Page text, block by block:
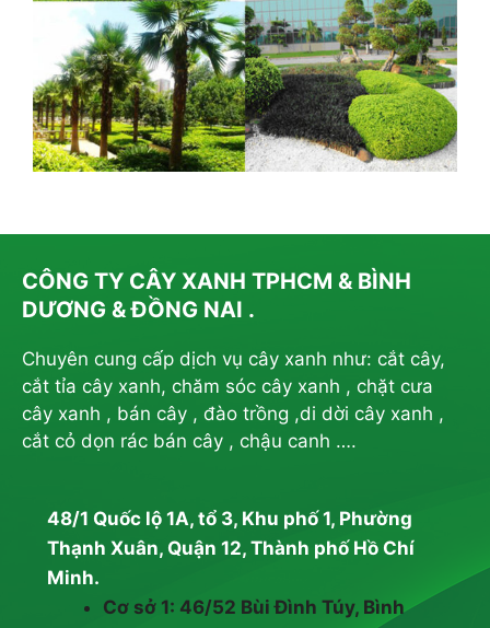
CÔNG TY CÂY XANH TPHCM & BÌNH
DƯƠNG & ĐỒNG NAI .
Chuyên cung cấp dịch vụ cây xanh như: cắt cây,
cắt tỉa cây xanh, chăm sóc cây xanh , chặt cưa
cây xanh , bán cây , đào trồng ,di dời cây xanh ,
cắt cỏ dọn rác bán cây , chậu canh ….
48/1 Quốc lộ 1A, tổ 3, Khu phố 1, Phường
Thạnh Xuân, Quận 12, Thành phố Hồ Chí
Minh.
Cơ sở 1: 46/52 Bùi Đình Túy, Bình